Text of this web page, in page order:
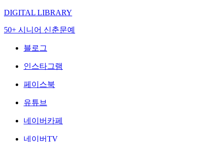
DIGITAL LIBRARY
50+ 시니어 신춘문예
블로그
인스타그램
페이스북
유튜브
네이버카페
네이버TV